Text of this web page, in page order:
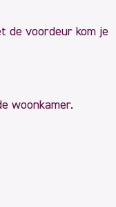
de voordeur kom je
woonkamer.